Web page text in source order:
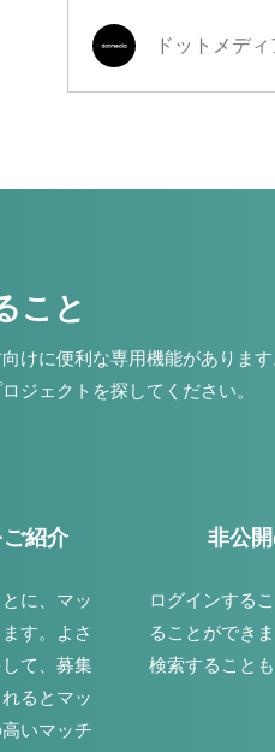
ドットメデ
こと
けに便利な専用機能があります
ジェクトを探してください。
紹介
に、マッ
す。よさ
て、募集
るとマッ
いマッチ
非公
ログインする
ることができ
検索することも